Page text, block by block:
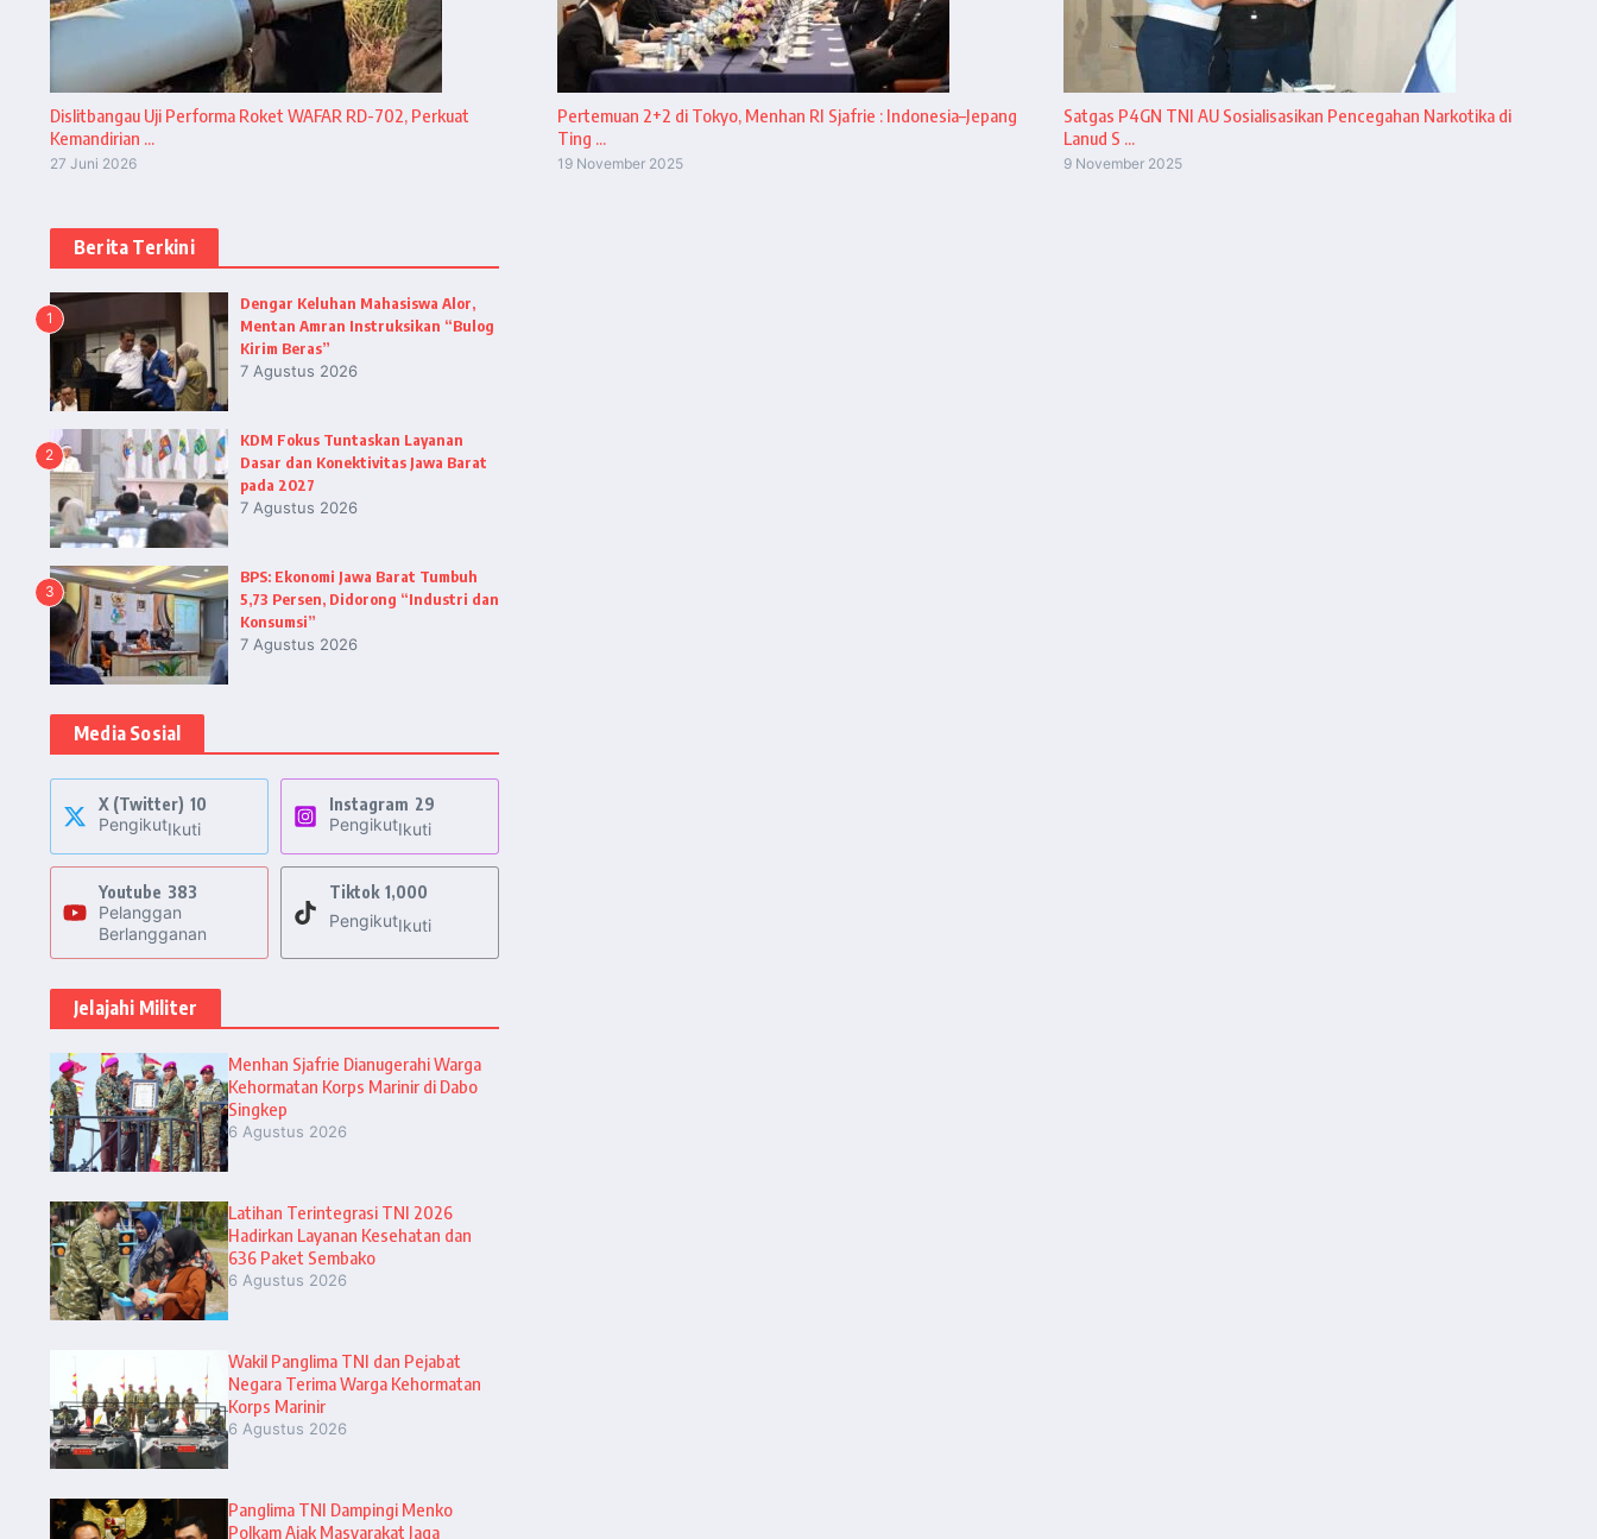
Dislitbangau Uji Performa Roket WAFAR RD-702, Perkuat
Kemandirian ...
27 Juni 2026
Pertemuan 2+2 di Tokyo, Menhan RI Sjafrie : Indonesia–Jepang
Ting ...
19 November 2025
Satgas P4GN TNI AU Sosialisasikan Pencegahan Narkotika di
Lanud S ...
9 November 2025
Berita Terkini
1
Dengar Keluhan Mahasiswa Alor,
Mentan Amran Instruksikan “Bulog
Kirim Beras”
7 Agustus 2026
2
KDM Fokus Tuntaskan Layanan
Dasar dan Konektivitas Jawa Barat
pada 2027
7 Agustus 2026
3
BPS: Ekonomi Jawa Barat Tumbuh
5,73 Persen, Didorong “Industri dan
Konsumsi”
7 Agustus 2026
Media Sosial
X (Twitter) 10
PengikutIkuti
Instagram 29
PengikutIkuti
Youtube 383
Pelanggan
Berlangganan
Tiktok 1,000
PengikutIkuti
Jelajahi Militer
Menhan Sjafrie Dianugerahi Warga
Kehormatan Korps Marinir di Dabo
Singkep
6 Agustus 2026
Latihan Terintegrasi TNI 2026
Hadirkan Layanan Kesehatan dan
636 Paket Sembako
6 Agustus 2026
Wakil Panglima TNI dan Pejabat
Negara Terima Warga Kehormatan
Korps Marinir
6 Agustus 2026
Panglima TNI Dampingi Menko
Polkam Ajak Masyarakat Jaga